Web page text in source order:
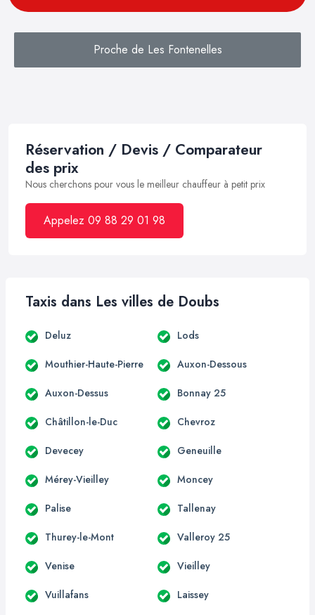
Proche de Les Fontenelles
Réservation / Devis / Comparateur
des prix
Nous cherchons pour vous le meilleur chauffeur à petit prix
Appelez 09 88 29 01 98
Taxis dans Les villes de Doubs
Deluz Lods
Mouthier-Haute-Pierre Auxon-Dessous
Auxon-Dessus Bonnay 25
Châtillon-le-Duc Chevroz
Devecey Geneuille
Mérey-Vieilley Moncey
Palise Tallenay
Thurey-le-Mont Valleroy 25
Venise Vieilley
Vuillafans Laissey